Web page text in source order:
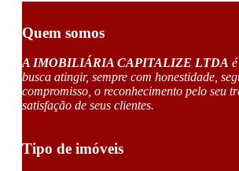
Quem somos
A IMOBILIÁRIA CAPITALIZE LTDA
busca atingir, sempre com honestidade,
compromisso, o reconhecimento pelo seu
satisfação de seus clientes.
Tipo de imóveis